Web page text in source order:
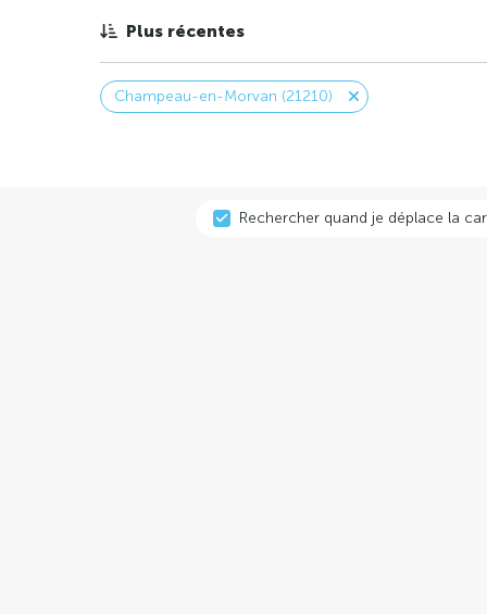
Plus récentes
Champeau-en-Morvan (21210)
Rechercher quand je déplace la